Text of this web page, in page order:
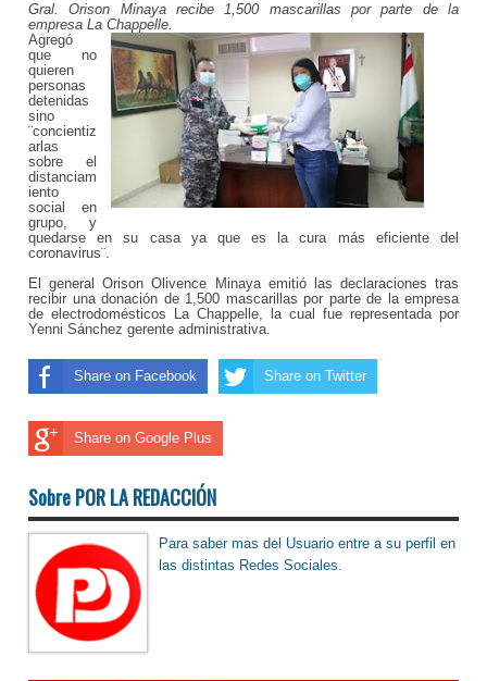
Gral. Orison Minaya recibe 1,500 mascarillas por parte de la
empresa La Chappelle.
Agregó
que no
quieren
personas
detenidas
sino
¨concientiz
arlas
sobre el
distanciam
iento
social en
grupo, y
quedarse en su casa ya que es la cura más eficiente del
coronavirus¨.
El general Orison Olivence Minaya emitió las declaraciones tras
recibir una donación de 1,500 mascarillas por parte de la empresa
de electrodomésticos La Chappelle, la cual fue representada por
Yenni Sánchez gerente administrativa.
Share on Facebook Share on Twitter
Share on Google Plus
Sobre POR LA REDACCIÓN
Para saber mas del Usuario entre a su perfil en
las distintas Redes Sociales.